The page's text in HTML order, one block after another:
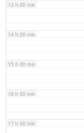
13 h 00 min
14 h 00 min
15 h 00 min
16 h 00 min
17 h 00 min